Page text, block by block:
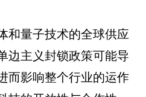
和量子技术的全球供应
边主义封锁政策可能导
而影响整个行业的运作